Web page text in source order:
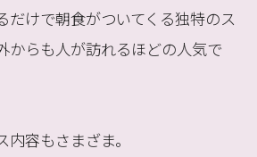
だけで朝食がついてくる独特のス
からも人が訪れるほどの人気で
容もさまざま。